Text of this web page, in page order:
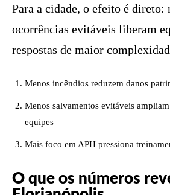
Para a cidade, o efeito é direto:
ocorrências evitáveis liberam
respostas de maior
Menos incêndios reduzem danos
Menos salvamentos evitáveis
equipes
Mais foco em APH pressiona
O que os números